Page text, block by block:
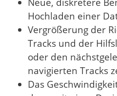
Neue, diskretere
Hochladen einer
Vergrößerung der
Tracks und der
oder den
navigierten Tracks
Das